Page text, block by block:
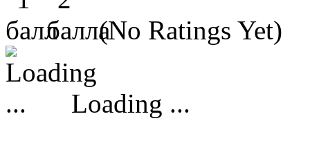
(No Ratings Yet)
Loading ...